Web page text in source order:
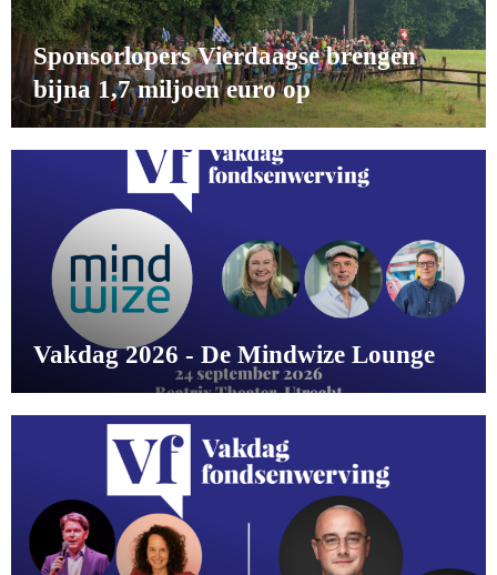
Sponsorlopers Vierdaagse brengen
bijna 1,7 miljoen euro op
Vakdag 2026 - De Mindwize Lounge